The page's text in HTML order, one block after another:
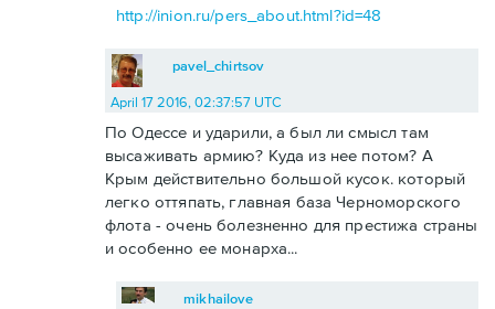
http://inion.ru/pers_about.html?id=48
pavel_chirtsov
April 17 2016, 02:37:57 UTC
По Одессе и ударили, а был ли смысл там
высаживать армию? Куда из нее потом? А
Крым действительно большой кусок. который
легко оттяпать, главная база Черноморского
флота - очень болезненно для престижа страны
и особенно ее монарха...
mikhailove